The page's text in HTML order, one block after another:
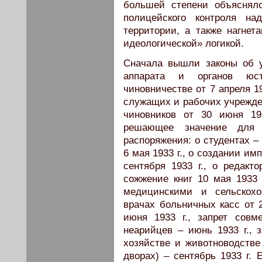
большей степени
полицейского контроля
территории, а также
идеологической» логикой.
Сначала вышли законы об
аппарата и органов
чиновничестве от 7 апреля
служащих и рабочих
чиновников от 30 июня
решающее значение
распоряжения: о студентах
6 мая 1933 г., о создании
сентября 1933 г., о
сожжение книг 10 мая
медицинскими и
врачах больничных касс от
июня 1933 г., запрет
неарийцев – июнь 1933 г.,
хозяйстве и
дворах) – сентябрь 1933